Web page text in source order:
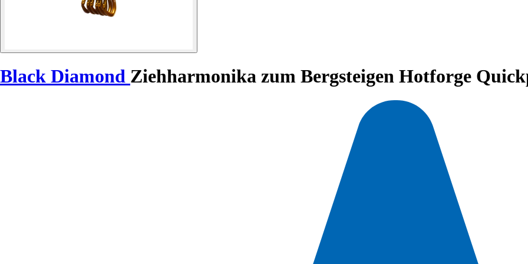
Black Diamond Ziehharmonika zum Bergsteigen Hotforge